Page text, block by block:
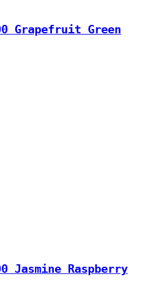
Grapefruit Green
Jasmine Raspberry